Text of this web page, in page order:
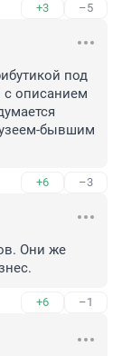
+3 –5
под
с описанием
бывшим
+6 –3
Они же
+6 –1